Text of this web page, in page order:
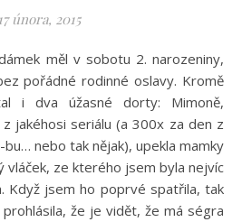
února, 2015
pořádné rodinné oslavy. Kromě
i dva úžasné dorty: Mimoně,
jakéhosi seriálu (a 300x za den z
bu… nebo tak nějak), upekla mamky
vláček, ze kterého jsem byla nejvíc
Když jsem ho poprvé spatřila, tak
že je vidět, že má ségra